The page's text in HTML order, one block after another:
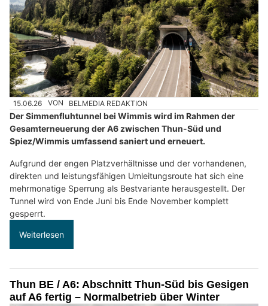
15.06.26 VON BELMEDIA REDAKTION
Der Simmenfluhtunnel bei Wimmis wird im Rahmen der
Gesamterneuerung der A6 zwischen Thun-Süd und
Spiez/Wimmis umfassend saniert und erneuert.
Aufgrund der engen Platzverhältnisse und der vorhandenen,
direkten und leistungsfähigen Umleitungsroute hat sich eine
mehrmonatige Sperrung als Bestvariante herausgestellt. Der
Tunnel wird von Ende Juni bis Ende November komplett
gesperrt.
Weiterlesen
Thun BE / A6: Abschnitt Thun-Süd bis Gesigen
auf A6 fertig – Normalbetrieb über Winter